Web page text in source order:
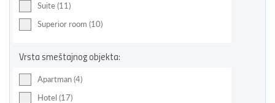
Suite (11)
Superior room (10)
Vrsta smeštajnog objekta:
Apartman (4)
Hotel (17)